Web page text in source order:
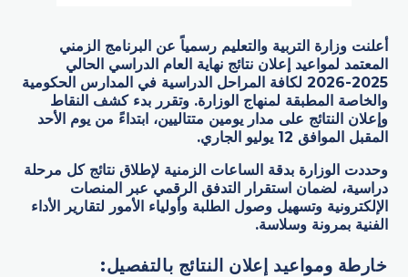
أعلنت وزارة التربية والتعليم رسمياً عن البرنامج الزمني
المعتمد لمواعيد إعلان نتائج نهاية العام الدراسي الحالي
2025-2026 لكافة المراحل الدراسية في المدارس الحكومية
والخاصة المطبقة لمنهاج الوزارة. وتقرر بدء كشف النقاط
وإعلان النتائج على مدار يومين متتاليين، ابتداءً من يوم الأحد
المقبل الموافق 12 يوليو الجاري.
وحددت الوزارة بدقة الساعات الزمنية لإطلاق نتائج كل مرحلة
دراسية، لضمان استقرار التدفق الرقمي عبر المنصات
الإلكترونية وتسهيل وصول الطلبة وأولياء الأمور لتقارير الأداء
الفنية بمرونة وسلاسة.
خارطة ومواعيد إعلان النتائج بالتفصيل: